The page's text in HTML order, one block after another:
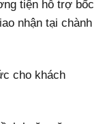
tiện hỗ trợ bốc
nhận tại chành
cho khách